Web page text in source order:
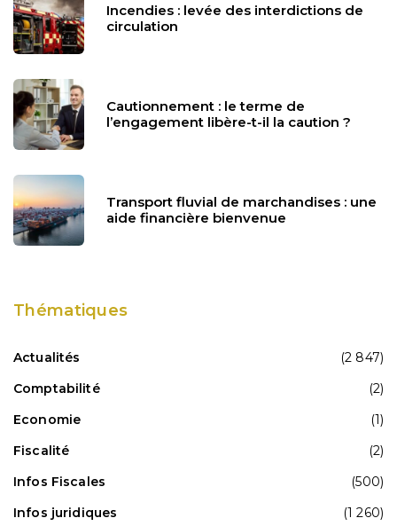
Incendies : levée des interdictions de
circulation
Cautionnement : le terme de
l’engagement libère-t-il la caution ?
Transport fluvial de marchandises : une
aide financière bienvenue
Thématiques
Actualités
(2 847)
Comptabilité
(2)
Economie
(1)
Fiscalité
(2)
Infos Fiscales
(500)
Infos juridiques
(1 260)